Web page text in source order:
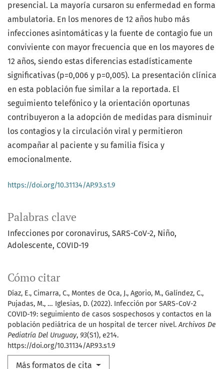
Palabras clave
Infecciones por coronavirus SARS-CoV-2 Niño
Adolescente COVID-19
Cómo citar
Díaz, E., Cimarra, C., Montes de Oca, J., Agorio, M., Galíndez, C.,
Pujadas, M., … Iglesias, D. (2022). Infección por SARS-CoV-2
COVID-19: seguimiento de casos sospechosos y contactos en la
población pediátrica de un hospital de tercer nivel.Archivos De
Pediatría Del Uruguay, 93(S1), e214.
https://doi.org/10.31134/AP.93.s1.9
Más formatos de cita
presencial. La mayoría cursaron su enfermedad en forma
ambulatoria. En los menores de 12 años hubo más
infecciones asintomáticas y la fuente de contagio fue un
conviviente con mayor frecuencia que en los mayores de
12 años, siendo estas diferencias estadísticamente
significativas (p=0,006 y p=0,005). La presentación clínica
en esta población fue similar a la reportada. El
seguimiento telefónico y la orientación oportunas
contribuyeron a la adopción de medidas para disminuir
los contagios y la circulación viral y permitieron
acompañar al paciente y su familia física y
emocionalmente.
https://doi.org/10.31134/AP.93.s1.9